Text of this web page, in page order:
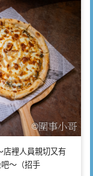
店裡人員親切又有
～（招手